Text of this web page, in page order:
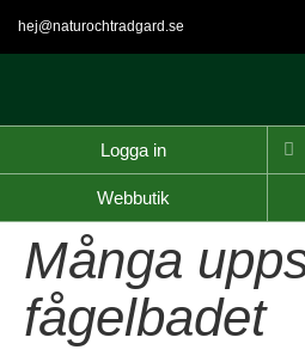
hej@naturochtradgard.se
Logga in
Webbutik
Många
fågelbadet